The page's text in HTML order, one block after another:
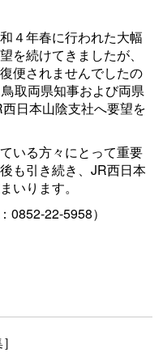
４年春に行われた大幅
を続けてきましたが、
便されませんでしたの
取両県知事および両県
日本山陰支社へ要望を
いる方々にとって重要
も引き続き、JR西日本
いります。
0852-22-5958）